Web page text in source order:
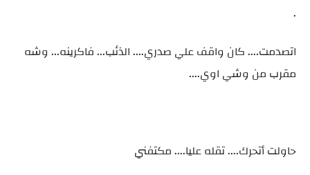
.
اتصدمت.... كان واقف علي صدري.... الذئب... فاكرينه... وشه
مقرب من وشي اوي....
حاولت أتحرك.... تقله عليا.... مكتفني